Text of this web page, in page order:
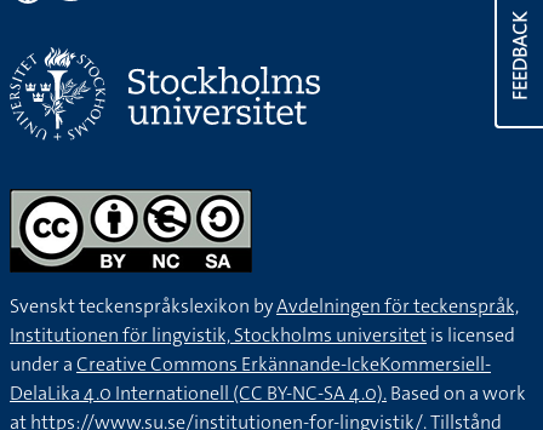
FEEDBACK
Svenskt teckenspråkslexikon byAvdelningen för teckenspråk,
Institutionen för lingvistik, Stockholms universitetis licensed
under aCreative Commons Erkännande-IckeKommersiell-
DelaLika 4.0 Internationell (CC BY-NC-SA 4.0).Based on a work
athttps://www.su.se/institutionen-for-lingvistik/. Tillstånd